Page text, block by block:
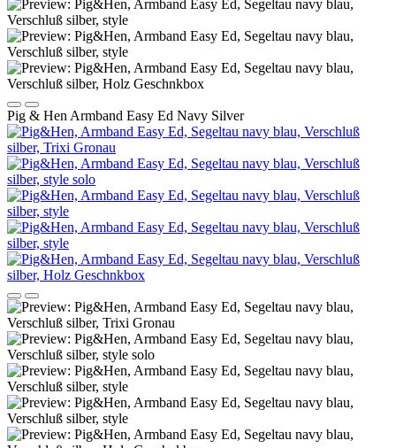
Pig & Hen Armband Easy Ed Navy Silver